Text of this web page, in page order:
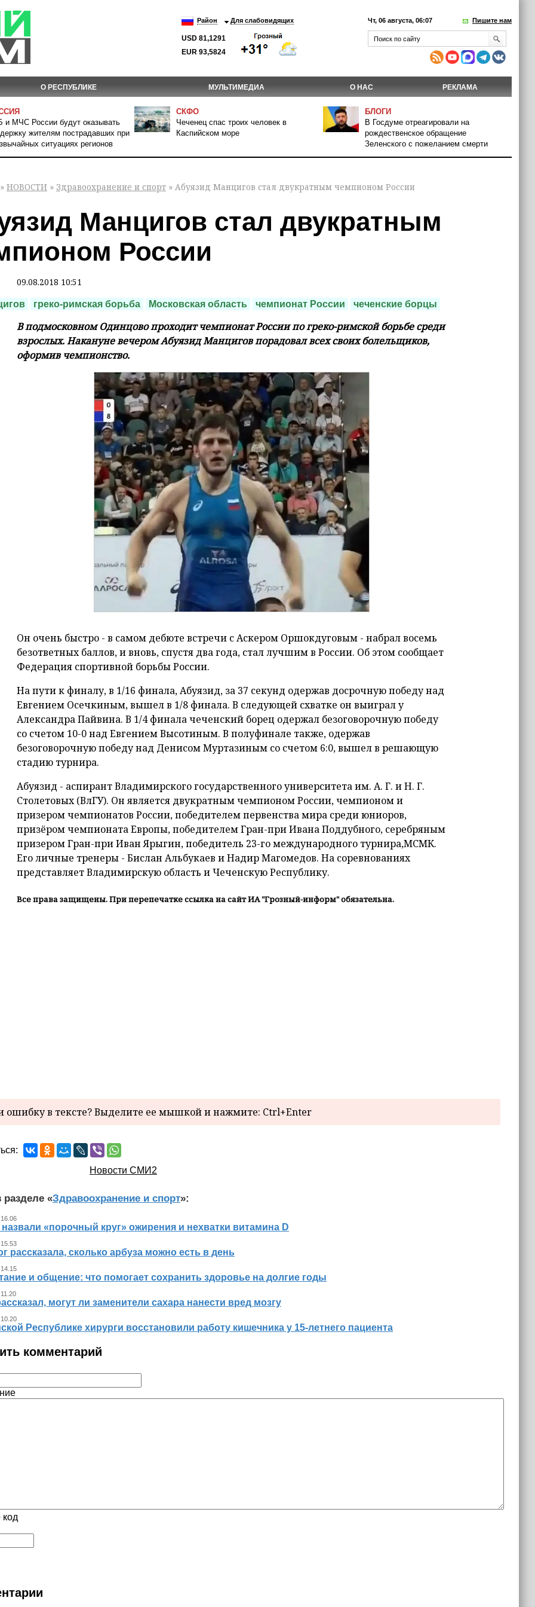
Район Для слабовидящих
USD 81,1291
EUR 93,5824
Чт, 06 августа, 06:07 Пишите нам
О РЕСПУБЛИКЕ МУЛЬТИМЕДИА О НАС РЕКЛАМА
и МЧС России будут оказывать
жителям пострадавших при
ситуациях регионов
СКФО
Чеченец спас троих человек в
Каспийском море
БЛОГИ
В Госдуме отреагировали на
рождественское обращение
Зеленского с пожеланием смерти
» НОВОСТИ » Здравоохранение и спорт » Абуязид Манцигов стал двукратным чемпионом России
Манцигов стал двукратным
России
09.08.2018 10:51
греко-римская борьба Московская область чемпионат России чеченские борцы
В подмосковном Одинцово проходит чемпионат России по греко-римской борьбе среди
взрослых. Накануне вечером Абуязид Манцигов порадовал всех своих болельщиков,
оформив чемпионство.
Он очень быстро - в самом дебюте встречи с Аскером Оршокдуговым - набрал восемь
безответных баллов, и вновь, спустя два года, стал лучшим в России. Об этом сообщает
Федерация спортивной борьбы России.
На пути к финалу, в 1/16 финала, Абуязид, за 37 секунд одержав досрочную победу над
Евгением Осечкиным, вышел в 1/8 финала. В следующей схватке он выиграл у
Александра Пайвина. В 1/4 финала чеченский борец одержал безоговорочную победу
со счетом 10-0 над Евгением Высотиным. В полуфинале также, одержав
безоговорочную победу над Денисом Муртазиным со счетом 6:0, вышел в решающую
стадию турнира.
Абуязид - аспирант Владимирского государственного университета им. А. Г. и Н. Г.
Столетовых (ВлГУ). Он является двукратным чемпионом России, чемпионом и
призером чемпионатов России, победителем первенства мира среди юниоров,
призёром чемпионата Европы, победителем Гран-при Ивана Поддубного, серебряным
призером Гран-при Иван Ярыгин, победитель 23-го международного турнира,МСМК.
Его личные тренеры - Бислан Альбукаев и Надир Магомедов. На соревнованиях
представляет Владимирскую область и Чеченскую Республику.
Все права защищены. При перепечатке ссылка на сайт ИА "Грозный-информ" обязательна.
в тексте? Выделите ее мышкой и нажмите: Ctrl+Enter
Новости СМИ2
разделе «Здравоохранение и спорт»:
«порочный круг» ожирения и нехватки витамина D
рассказала, сколько арбуза можно есть в день
и общение: что помогает сохранить здоровье на долгие годы
могут ли заменители сахара нанести вред мозгу
Республике хирурги восстановили работу кишечника у 15‑летнего пациента
комментарий
код